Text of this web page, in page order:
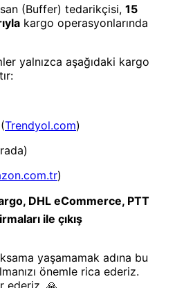
Sprey 150 ml Ferah Koku Ter
Önleyici Uzun Süre Etkili
- Yenilik ve hızı keşfedin, işinizi
daha etkili ve verimli bir şekilde
yönetin!